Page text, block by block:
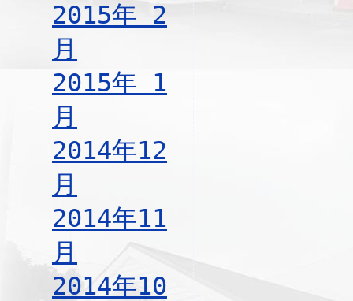
2015年 2
月
2015年 1
月
2014年12
月
2014年11
月
2014年10